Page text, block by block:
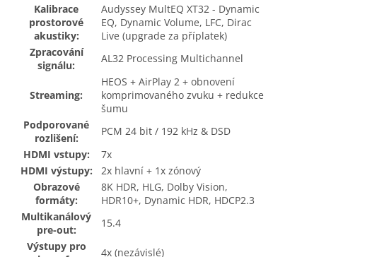
Kalibrace
prostorové
akustiky:
Audyssey MultEQ XT32 - Dynamic
EQ, Dynamic Volume, LFC, Dirac
Live (upgrade za příplatek)
Zpracování
signálu:
AL32 Processing Multichannel
Streaming:
HEOS + AirPlay 2 + obnovení
komprimovaného zvuku + redukce
šumu
Podporované
rozlišení:
PCM 24 bit / 192 kHz & DSD
HDMI vstupy:
7x
HDMI výstupy:
2x hlavní + 1x zónový
Obrazové
formáty:
8K HDR, HLG, Dolby Vision,
HDR10+, Dynamic HDR, HDCP2.3
Multikanálový
pre-out:
15.4
Výstupy pro
4x (nezávislé)